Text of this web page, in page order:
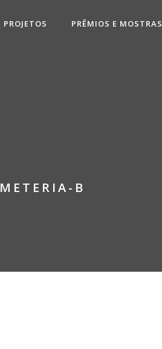
PROJETOS PRÊMIOS E MOSTRAS
B